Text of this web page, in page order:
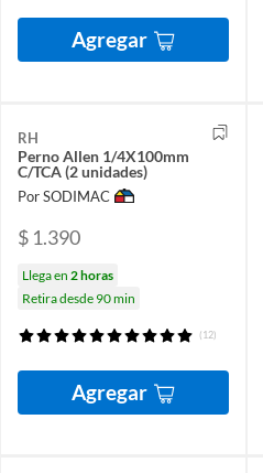
Agregar
RH
Perno Allen 1/4X100mm
C/TCA (2 unidades)
Por SODIMAC
$ 1.390
Llega en 2 horas
Retira desde 90 min
(12)
Agregar